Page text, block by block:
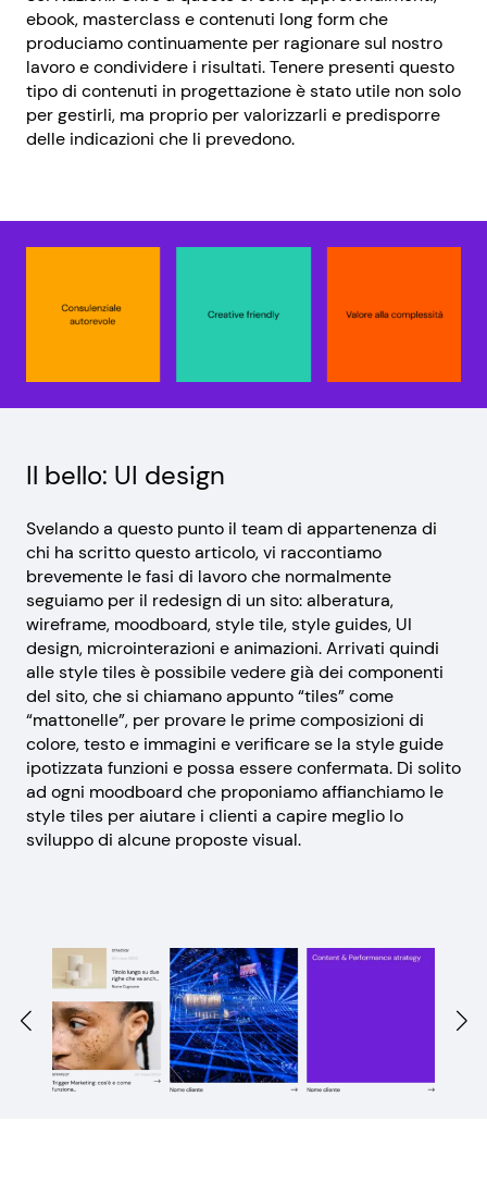
ebook, masterclass e contenuti long form che
produciamo continuamente per ragionare sul nostro
lavoro e condividere i risultati. Tenere presenti questo
tipo di contenuti in progettazione è stato utile non solo
per gestirli, ma proprio per valorizzarli e predisporre
delle indicazioni che li prevedono.
Il bello: UI design
Svelando a questo punto il team di appartenenza di
chi ha scritto questo articolo, vi raccontiamo
brevemente le fasi di lavoro che normalmente
seguiamo per il redesign di un sito: alberatura,
wireframe, moodboard, style tile, style guides, UI
design, microinterazioni e animazioni. Arrivati quindi
alle style tiles è possibile vedere già dei componenti
del sito, che si chiamano appunto “tiles” come
“mattonelle”, per provare le prime composizioni di
colore, testo e immagini e verificare se la style guide
ipotizzata funzioni e possa essere confermata. Di solito
ad ogni moodboard che proponiamo affianchiamo le
style tiles per aiutare i clienti a capire meglio lo
sviluppo di alcune proposte visual.